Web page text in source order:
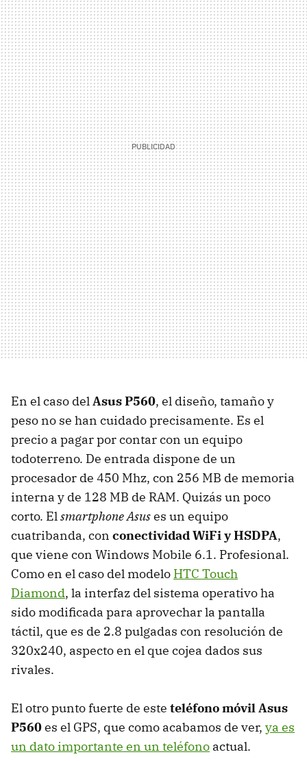
En el caso delAsus P560, el diseño, tamaño y
peso no se han cuidado precisamente. Es el
precio a pagar por contar con un equipo
todoterreno. De entrada dispone de un
procesador de 450 Mhz, con 256 MB de memoria
interna y de 128 MB de RAM. Quizás un poco
corto. Elsmartphone Asuses un equipo
cuatribanda, con conectividad WiFi y HSDPA,
que viene con Windows Mobile 6.1. Profesional.
Como en el caso del modelo HTC Touch
Diamond, la interfaz del sistema operativo ha
sido modificada para aprovechar la pantalla
táctil, que es de 2.8 pulgadas con resolución de
320x240, aspecto en el que cojea dados sus
rivales.
El otro punto fuerte de este teléfono móvil Asus
P560es el GPS, que como acabamos de ver, ya es
un dato importante en un teléfono actual.